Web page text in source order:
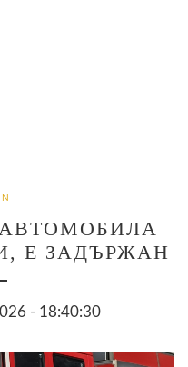
Е ЗАДЪРЖАН
- 18:40:30